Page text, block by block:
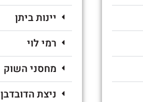
יינות ביתן
רמי לוי
מחסני השוק
ניצת הדובדבן